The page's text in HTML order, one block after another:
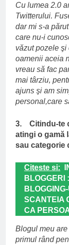
Cu lumea 2.0
Twitterului.
dar mi s-a
care nu-i
văzut pozele şi
oamenii aceia
vreau să fac
mai târziu,
ajuns şi am
personal,care
3. Citindu-te
atingi o gamă
sau categorie
Citeste si:
BLOGGERI
SCANTEIA
CA
Blogul meu are
primul rând